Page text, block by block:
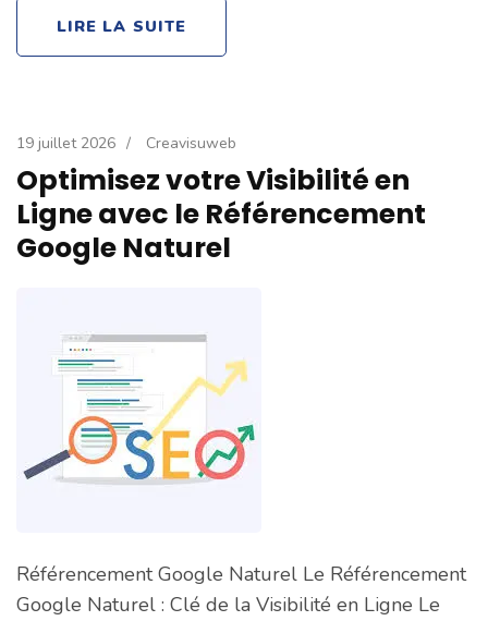
LIRE LA SUITE
19 juillet 2026 / Creavisuweb
Optimisez votre Visibilité en
Ligne avec le Référencement
Google Naturel
Référencement Google Naturel Le Référencement
Google Naturel : Clé de la Visibilité en Ligne Le